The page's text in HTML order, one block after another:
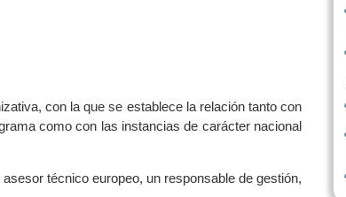
con la que se establece la relación tanto con
como con las instancias de carácter nacional
técnico europeo, un responsable de gestión,